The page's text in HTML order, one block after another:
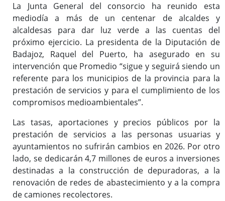
La Junta General del consorcio ha reunido esta
mediodía a más de un centenar de alcaldes y
alcaldesas para dar luz verde a las cuentas del
próximo ejercicio. La presidenta de la Diputación de
Badajoz, Raquel del Puerto, ha asegurado en su
intervención que Promedio “sigue y seguirá siendo un
referente para los municipios de la provincia para la
prestación de servicios y para el cumplimiento de los
compromisos medioambientales”.
Las tasas, aportaciones y precios públicos por la
prestación de servicios a las personas usuarias y
ayuntamientos no sufrirán cambios en 2026. Por otro
lado, se dedicarán 4,7 millones de euros a inversiones
destinadas a la construcción de depuradoras, a la
renovación de redes de abastecimiento y a la compra
de camiones recolectores.